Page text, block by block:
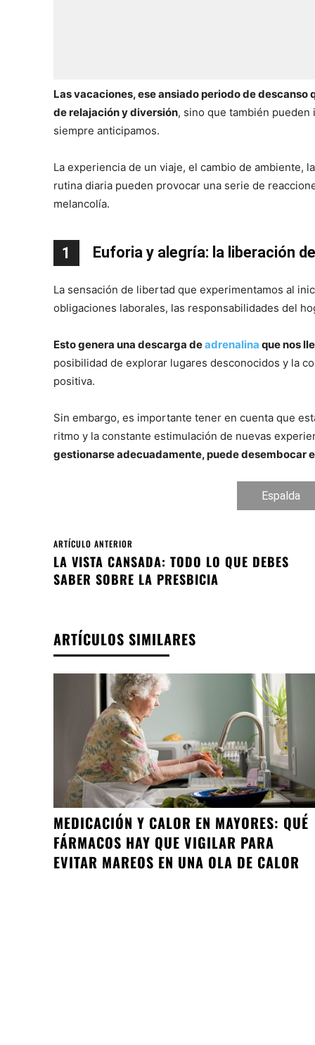
Las vacaciones, ese ansiado periodo de descanso
de relajación y diversión, sino que también
siempre anticipamos.
La experiencia de un viaje, el cambio de ambiente,
rutina diaria pueden provocar una serie de
melancolía.
1 Euforia y alegría: la liberación
La sensación de libertad que experimentamos al
obligaciones laborales, las responsabilidades del
Esto genera una descarga deadrenalina que nos
posibilidad de explorar lugares desconocidos y la
positiva.
Sin embargo, es importante tener en cuenta que
ritmo y la constante estimulación de nuevas
gestionarse adecuadamente, puede desembocar
Espalda
ARTÍCULO ANTERIOR
LA VISTA CANSADA: TODO LO QUE DEBES
SABER SOBRE LA PRESBICIA
ARTÍCULOS SIMILARES
MEDICACIÓN Y CALOR EN MAYORES: QUÉ
FÁRMACOS HAY QUE VIGILAR PARA
EVITAR MAREOS EN UNA OLA DE CALOR